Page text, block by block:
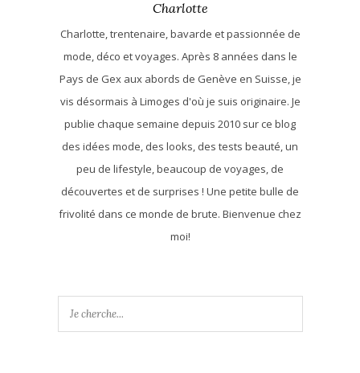
Charlotte
Charlotte, trentenaire, bavarde et passionnée de
mode, déco et voyages. Après 8 années dans le
Pays de Gex aux abords de Genève en Suisse, je
vis désormais à Limoges d'où je suis originaire. Je
publie chaque semaine depuis 2010 sur ce blog
des idées mode, des looks, des tests beauté, un
peu de lifestyle, beaucoup de voyages, de
découvertes et de surprises ! Une petite bulle de
frivolité dans ce monde de brute. Bienvenue chez
moi!